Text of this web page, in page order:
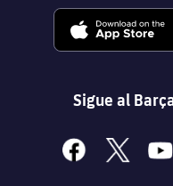
Sigue al
facebook
x